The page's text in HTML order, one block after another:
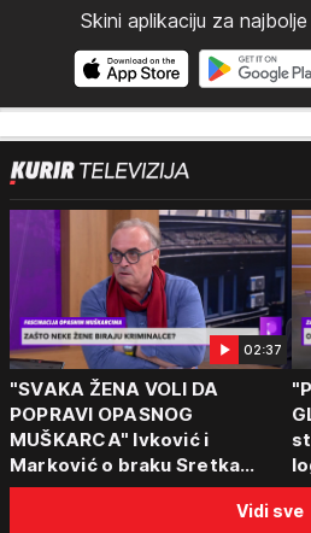
Skini aplikaciju za
02:37
"SVAKA ŽENA VOLI DA
POPRAVI OPASNOG
MUŠKARCA" Ivković i
Marković o braku Sretka
Kalinića i fenomenu žena koje
biraju kriminalce: "Neće saVidi sve